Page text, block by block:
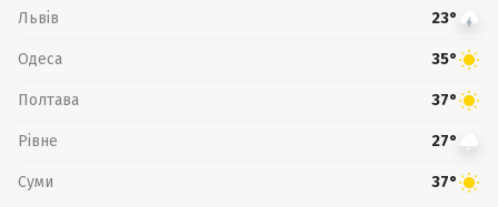
Львів 23°
Одеса 35°
Полтава 37°
Рівне 27°
Суми 37°